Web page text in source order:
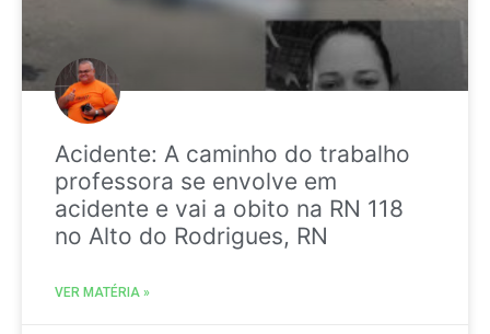
Acidente: A caminho do trabalho
professora se envolve em
acidente e vai a obito na RN 118
no Alto do Rodrigues, RN
VER MATÉRIA »